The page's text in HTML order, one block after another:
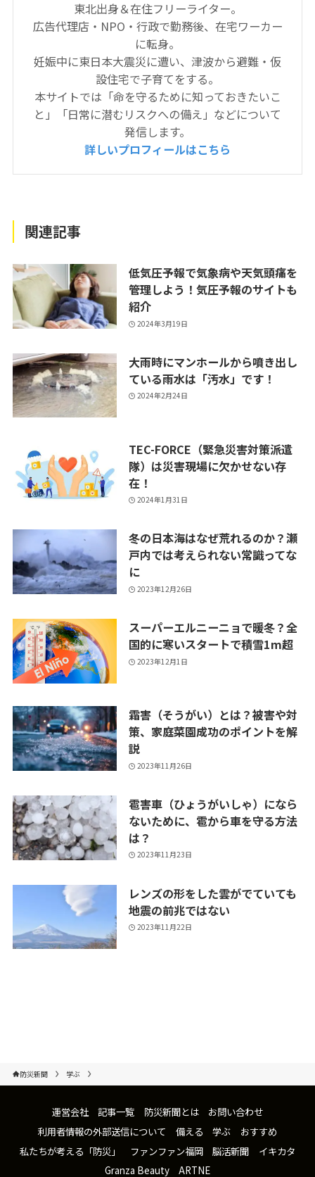
東北出身＆在住フリーライター。
広告代理店・NPO・行政で勤務後、在宅ワーカー
に転身。
妊娠中に東日本大震災に遭い、津波から避難・仮
設住宅で子育てをする。
本サイトでは「命を守るために知っておきたいこ
と」「日常に潜むリスクへの備え」などについて
発信します。
詳しいプロフィールはこちら
関連記事
低気圧予報で気象病や天気頭痛を
管理しよう！気圧予報のサイトも
紹介
2024年3月19日
大雨時にマンホールから噴き出し
ている雨水は「汚水」です！
2024年2月24日
TEC-FORCE（緊急災害対策派遣
隊）は災害現場に欠かせない存
在！
2024年1月31日
冬の日本海はなぜ荒れるのか？瀬
戸内では考えられない常識ってな
に
2023年12月26日
スーパーエルニーニョで暖冬？全
国的に寒いスタートで積雪1m超
2023年12月1日
霜害（そうがい）とは？被害や対
策、家庭菜園成功のポイントを解
説
2023年11月26日
雹害車（ひょうがいしゃ）になら
ないために、雹から車を守る方法
は？
2023年11月23日
レンズの形をした雲がでていても
地震の前兆ではない
2023年11月22日
防災新聞 学ぶ
運営会社 記事一覧 防災新聞とは
お問い合わせ
利用者情報の外部送信について
備える 学ぶ
おすすめ
私たちが考える「防災」
ファンファン福岡 脳活新聞
イキカタ
Granza Beauty
ARTNE